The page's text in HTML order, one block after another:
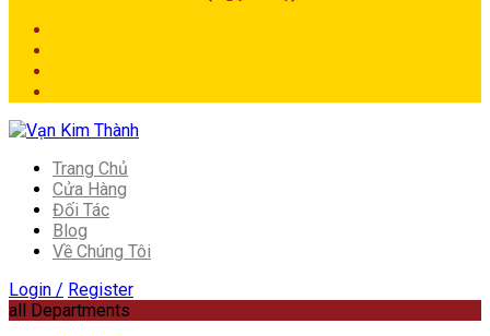
Trang Chủ
Cửa Hàng
Đối Tác
Blog
Về Chúng Tôi
Login / Register
all Departments